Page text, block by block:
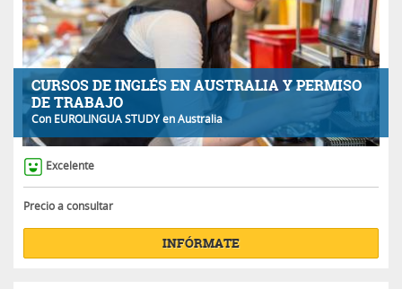
CURSOS DE INGLÉS EN AUSTRALIA Y PERMISO
DE TRABAJO
Con EUROLINGUA STUDYen Australia
Excelente
Precio a consultar
INFÓRMATE